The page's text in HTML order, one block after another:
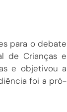
para o debate
de Crianças e
e objetivou a
foi a pró-